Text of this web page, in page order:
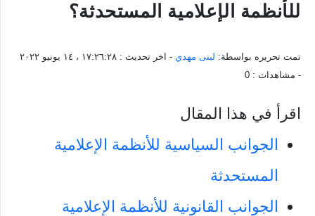
للأنظمة الإعلامية المستحدثة؟
تمت تحريره بواسطة: لبنى مهدي - اخر تحديث : ١٧:٢٦:٢٨ ، ١٤ يونيو ٢٠٢٢
- مشاهدات : 0
اقرأ في هذا المقال
‏الجوانب السياسية للأنظمة الإعلامية
المستحدثة
‏الجوانب القانونية ‏للأنظمة الإعلامية